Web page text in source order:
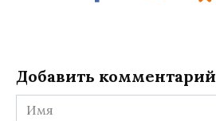
Добавить комментарий
Имя